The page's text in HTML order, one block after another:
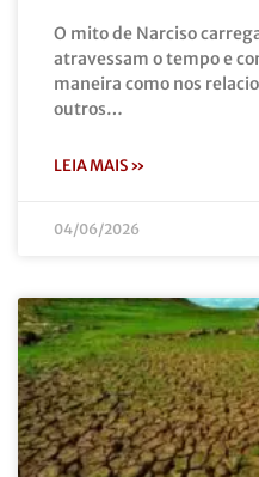
O mito de Narciso
atravessam o tempo e
maneira como nos
outros…
LEIA MAIS »
04/06/2026